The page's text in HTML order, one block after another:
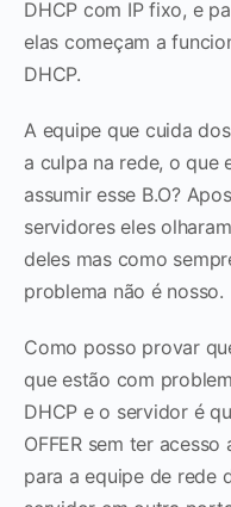
DHCP com IP fixo, e
elas começam a
DHCP.
A equipe que cuida
a culpa na rede, o que
assumir esse B.O?
servidores eles
deles mas como
problema não é nosso.
Como posso provar
que estão com
DHCP e o servidor é
OFFER sem ter
para a equipe de rede